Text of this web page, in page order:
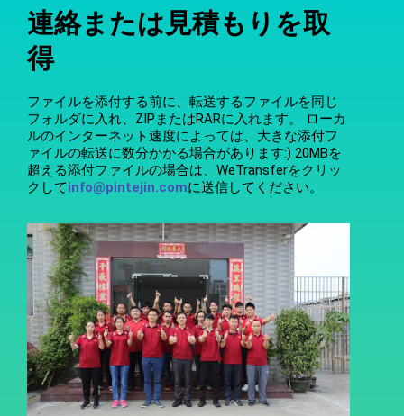
連絡または見積もりを取
得
ファイルを添付する前に、転送するファイルを同じ
フォルダに入れ、ZIPまたはRARに入れます。 ローカ
ルのインターネット速度によっては、大きな添付フ
ァイルの転送に数分かかる場合があります:) 20MBを
超える添付ファイルの場合は、WeTransferをクリッ
クしてinfo@pintejin.comに送信してください。